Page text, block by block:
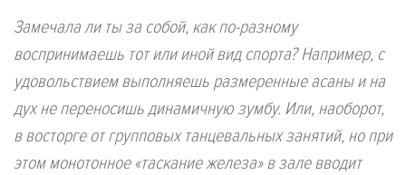
Замечала ли ты за собой, как по-разному
воспринимаешь тот или иной вид спорта? Например, с
удовольствием выполняешь размеренные асаны и на
дух не переносишь динамичную зумбу. Или, наоборот,
в восторге от групповых танцевальных занятий, но при
этом монотонное «таскание железа» в зале вводит